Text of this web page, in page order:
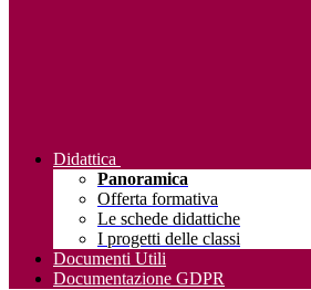
Didattica
Panoramica
Offerta formativa
Le schede didattiche
I progetti delle classi
Documenti Utili
Documentazione GDPR